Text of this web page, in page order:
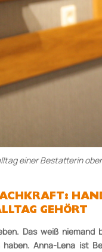
einer Bestatterin
GEHÖRT
Das weiß niemand
Anna-Lena ist